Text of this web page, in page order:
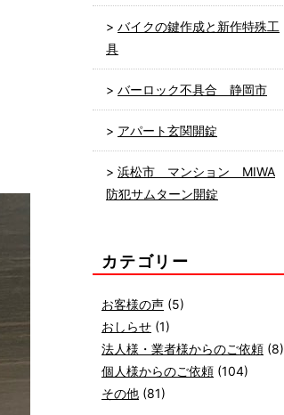
バイクの鍵作成と新作特殊工
具
バーロック不具合 静岡市
アパート玄関開錠
浜松市 マンション MIWA
防犯サムターン開錠
カテゴリー
お客様の声 (5)
おしらせ (1)
法人様・業者様からのご依頼 (8)
個人様からのご依頼 (104)
その他 (81)